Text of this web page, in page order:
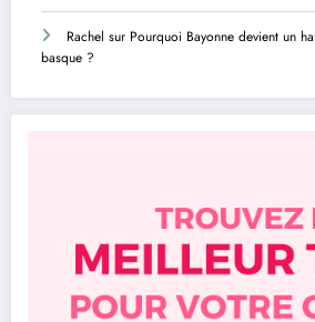
Rachel sur Pourquoi Bayonne devient un
basque ?